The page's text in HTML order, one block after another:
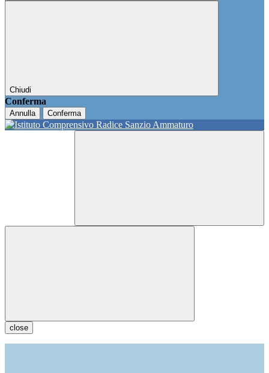
Chiudi
Conferma
Annulla Conferma
close